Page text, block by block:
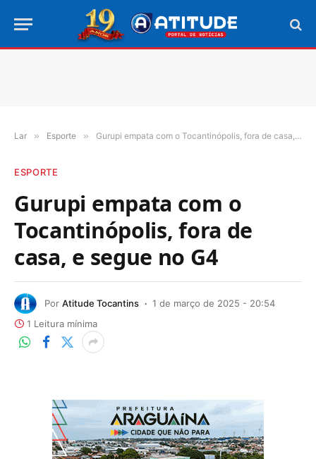
Lar » Esporte » Gurupi empata com o Tocantinópolis, fora de casa, e segue no G4
ESPORTE
Gurupi empata com o
Tocantinópolis, fora de
casa, e segue no G4
Por Atitude Tocantins
1 de março de 2025 - 20:54
1 Leitura mínima